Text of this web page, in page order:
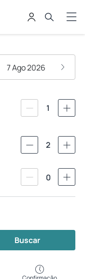
7 Ago 2026
1
2
0
Buscar